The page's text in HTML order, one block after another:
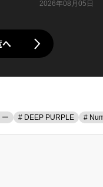
2026年08月05日
へ
ー # DEEP PURPLE #